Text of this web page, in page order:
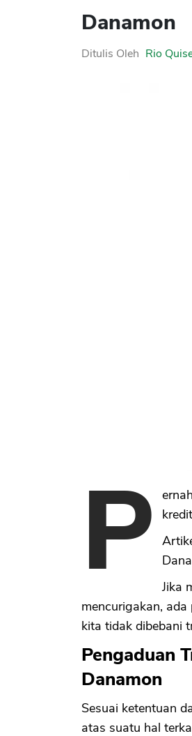
Danamon
Ditulis Oleh Rio
P
Jika
mencurigakan,
kita tidak dibebani
Pengaduan
Danamon
Sesuai ketentuan
atas suatu hal